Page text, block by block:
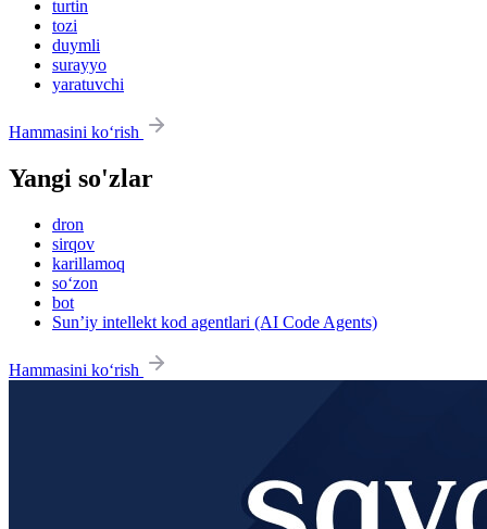
turtin
tozi
duymli
surayyo
yaratuvchi
Hammasini ko‘rish
Yangi so'zlar
dron
sirqov
karillamoq
so‘zon
bot
Sun’iy intellekt kod agentlari (AI Code Agents)
Hammasini ko‘rish